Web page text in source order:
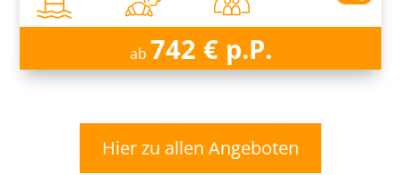
ab 742 € p.P.
Hier zu allen Angeboten